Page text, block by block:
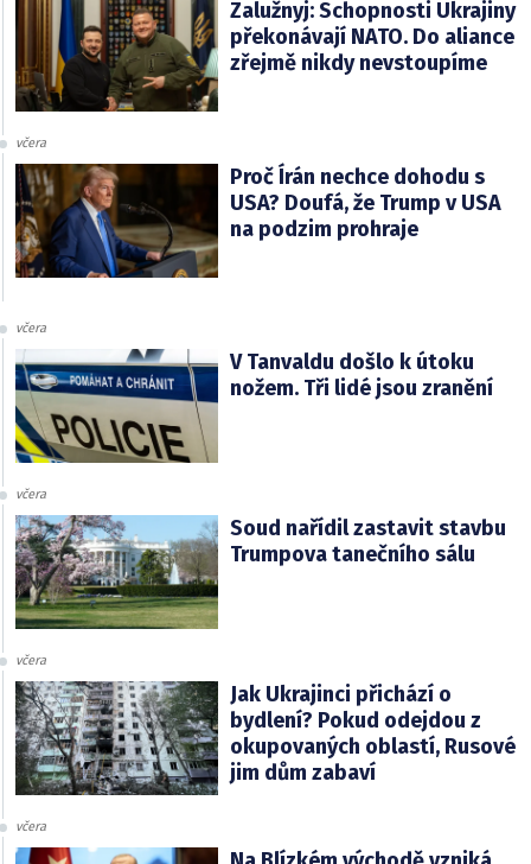
Zalužnyj: Schopnosti Ukrajiny
překonávají NATO. Do aliance
zřejmě nikdy nevstoupíme
včera
Proč Írán nechce dohodu s
USA? Doufá, že Trump v USA
na podzim prohraje
včera
V Tanvaldu došlo k útoku
nožem. Tři lidé jsou zranění
včera
Soud nařídil zastavit stavbu
Trumpova tanečního sálu
včera
Jak Ukrajinci přichází o
bydlení? Pokud odejdou z
okupovaných oblastí, Rusové
jim dům zabaví
včera